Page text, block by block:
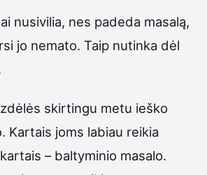
nusivilia, nes padeda masalą,
jo nemato. Taip nutinka dėl
skirtingu metu ieško
Kartais joms labiau reikia
– baltyminio masalo.